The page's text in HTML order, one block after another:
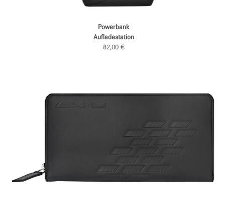
Powerbank
Aufladestation
82,00 €